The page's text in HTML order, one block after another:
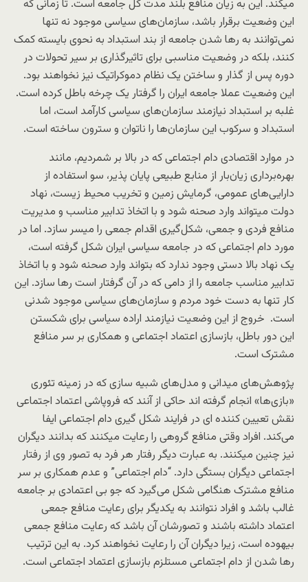
میکند. این به زیان منافع بلند مدت کل جامعه است. تا زمانی که
این وضعیت برقرار باشد، سازمان‌های سیاسی موجود نه تنها
نمی‌توانند به رها شدن جامعه از بند استبداد به نحوی بایسته کمک
کنند، بلکه در وضعیت مناسبی برای تاثیرگذاری بر سیر تحولات در
دوره پس از گذار و ساختن یک نظام دموکراتیک نیز نخواهند بود.
این وضعیت عملا جامعه ایران را گرفتار یک چرخه باطل کرده است.
غلبه بر استبداد نیازمند سازمان‌های سیاسی کارآمد است، اما
استبداد و سرکوب این سازمان‌ها را ناتوان و سترون ساخته است.
در موارد اقتصادی دام اجتماعی که در بالا بر شمردیم، مانند
بهره‌برداری زیان‌بار از منابع طبیعی پایان پذیر، سو استفاده از
دارایی‌های عمومی، گرمایش زمین و تخریب محیط زیست، نهاد
دولت میتواند وارد صحنه شود و با اتخاذ تدابیر مناسب و مدیریت
منافع فردی و جمعی، شکل‌گیری اقدام جمعی را میسر سازد. اما در
مورد دام اجتماعی که در جامعه سیاسی ایران شکل گرفته است،
یک نهاد بالا دستی وجود ندارد که بتواند وارد صحنه شود و با اتخاذ
تدابیر مناسب جامعه را از دامی که در آن گرفتار است رها سازد. این
کار تنها به دست خود مردم و سازمان‌های سیاسی موجود شدنی
است. ‌ خروج از این وضعیت نیازمند اراده سیاسی برای شکستن
این دور باطل، بازسازی اعتماد اجتماعی و همکاری بر سر منافع
مشترک است.
پژوهش‌های میدانی و مدل‌های شبیه سازی که در زمینه تئوری
«بازی‌ها» انجام گرفته اند حاکی از آنند که فروپاشی اعتماد اجتماعی
نقش تعیین کننده ای در فرایند شکل گیری دام اجتماعی ایفا
می‌کند. افراد وقتی منافع گروهی را رعایت میکنند که بدانند دیگران
نیز چنین میکنند. به عبارت دیگر رفتار هر فرد به تصور وی از رفتار
اجتماعی دیگران بستگی دارد. “دام اجتماعی” و عدم همکاری بر سر
منافع مشترک هنگامی شکل می‌گیرد که جو بی اعتمادی بر جامعه
غالب باشد و افراد نتوانند به یکدیگر برای رعایت منافع جمعی
اعتماد داشته باشند و تصورشان آن باشد که رعایت منافع جمعی
بیهوده است، زیرا دیگران آن را رعایت نخواهند کرد. به این ترتیب
رها شدن از دام اجتماعی مستلزم بازسازی اعتماد اجتماعی است.